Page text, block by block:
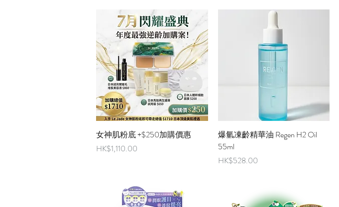
快速瀏覽
女神肌粉底 +$250加購價惠
價格
HK$1,110.00
快速瀏覽
爆氫凍齡精華油 Regen H2 Oil
55ml
價格
HK$528.00